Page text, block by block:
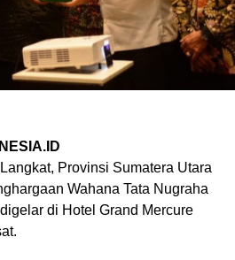
Provinsi Sumatera Utara
Wahana Tata Nugraha
di Hotel Grand Mercure
x 600px